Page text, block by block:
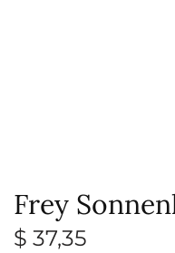
Frey
$ 37,35